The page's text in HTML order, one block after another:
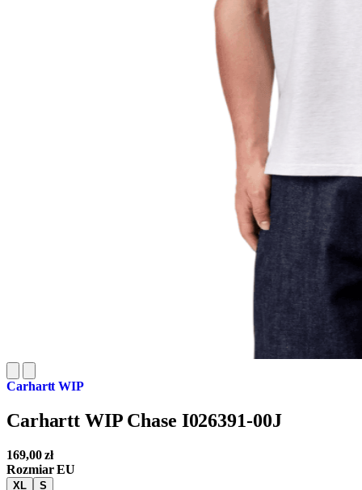
Carhartt WIP
Carhartt WIP Chase I026391-00J
169,00zł
Rozmiar EU
XL
S